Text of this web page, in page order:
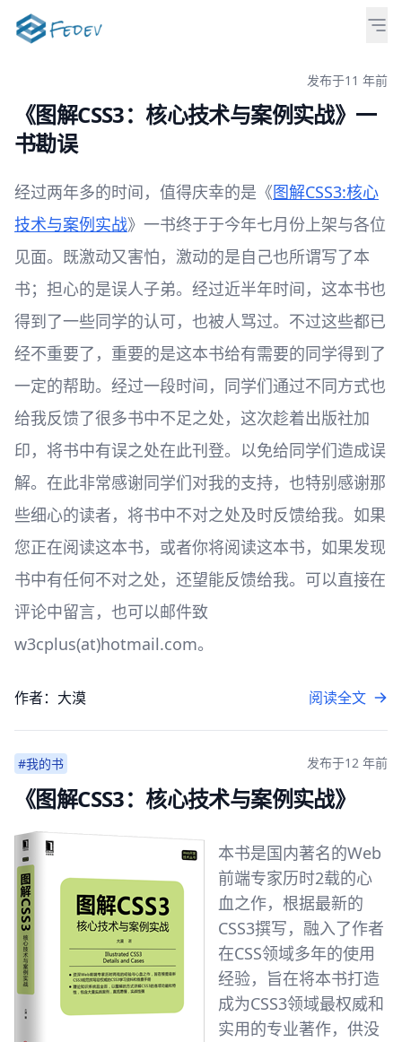
发布于11 年前
《图解CSS3：核心技术与案例实战》一
书勘误
经过两年多的时间，值得庆幸的是《图解CSS3:核心
技术与案例实战》一书终于于今年七月份上架与各位
见面。既激动又害怕，激动的是自己也所谓写了本
书；担心的是误人子弟。经过近半年时间，这本书也
得到了一些同学的认可，也被人骂过。不过这些都已
经不重要了，重要的是这本书给有需要的同学得到了
一定的帮助。经过一段时间，同学们通过不同方式也
给我反馈了很多书中不足之处，这次趁着出版社加
印，将书中有误之处在此刊登。以免给同学们造成误
解。在此非常感谢同学们对我的支持，也特别感谢那
些细心的读者，将书中不对之处及时反馈给我。如果
您正在阅读这本书，或者你将阅读这本书，如果发现
书中有任何不对之处，还望能反馈给我。可以直接在
评论中留言，也可以邮件致
w3cplus(at)hotmail.com。
作者：大漠 阅读全文
#我的书 发布于12 年前
《图解CSS3：核心技术与案例实战》
本书是国内著名的Web
前端专家历时2载的心
血之作，根据最新的
CSS3撰写，融入了作者
在CSS领域多年的使用
经验，旨在将本书打造
成为CSS3领域最权威和
实用的专业著作，供没